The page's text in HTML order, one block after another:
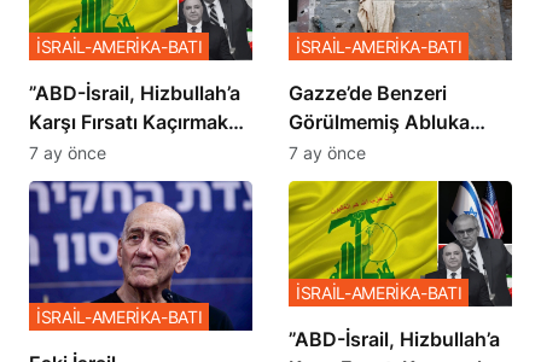
​​​​​​​”ABD-İsrail, Hizbullah’a
Karşı Fırsatı Kaçırmak
İstemiyor”
İSRAİL-AMERİKA-BATI
7 ay önce
​​​​​​​Gazze’de Benzeri
Görülmemiş Abluka
Planı
İSRAİL-AMERİKA-BATI
7 ay önce
İSRAİL-AMERİKA-BATI
​​​​​​​”ABD-İsrail, Hizbullah’a
İSRAİL-AMERİKA-BATI